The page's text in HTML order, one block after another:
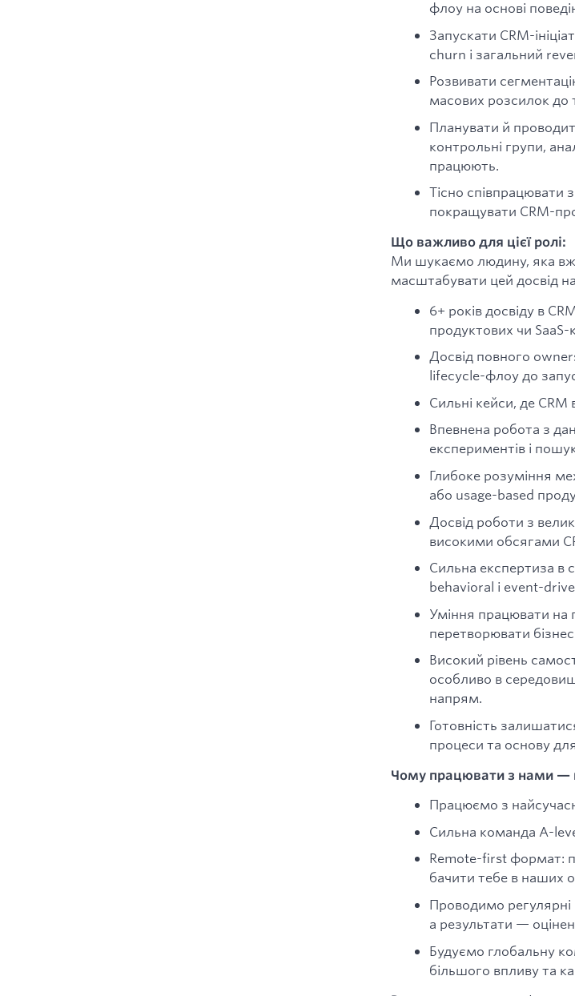
флоу на основі
Запускати CRM-
churn і загальний
Розвивати
масових розсилок до
Планувати й
контрольні групи,
працюють.
Тісно співпрацювати
покращувати CRM-
Що важливо для цієї ролі:
Ми шукаємо людину, яка
масштабувати цей досвід
6+ років досвіду в
продуктових чи SaaS-
Досвід повного
lifecycle-флоу до
Сильні кейси, де
Впевнена робота з
експериментів і
Глибоке розуміння
або usage-based
Досвід роботи з
високими обсягами
Сильна експертиза в
behavioral і event-
Уміння працювати на
перетворювати
Високий рівень
особливо в
напрям.
Готовність
процеси та основу
Чому працювати з нами —
Працюємо з
Сильна команда A-
Remote-first формат:
бачити тебе в наших
Проводимо
а результати —
Будуємо глобальну
більшого впливу та